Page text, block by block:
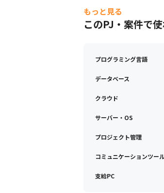
■ 働き方・働く環境
社員が長期的に安心し
月の50%はリモート
月平均の残業時間は
産休・育休などの制
▽充実した休暇制度
夏季休暇や年末年始
また、今年度（2026
もっと見る
このPJ・案件で
プログラミング言語
データベース
クラウド
サーバー・OS
プロジェクト管理
コミュニケーションツー
支給PC